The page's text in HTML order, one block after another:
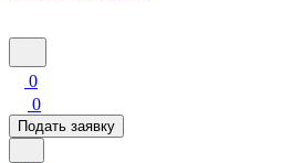
0
0
Подать заявку